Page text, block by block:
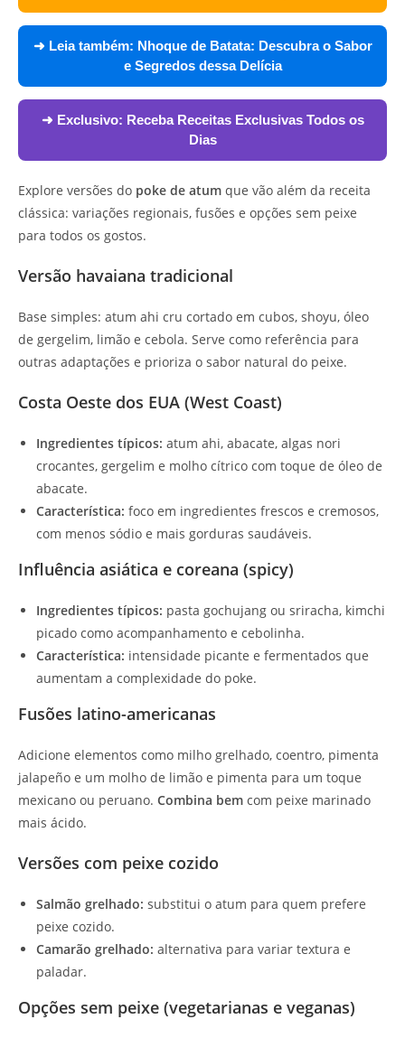
➜ Leia também: Nhoque de Batata: Descubra o Sabor
e Segredos dessa Delícia
➜ Exclusivo: Receba Receitas Exclusivas Todos os
Dias
Explore versões do poke de atum que vão além da receita
clássica: variações regionais, fusões e opções sem peixe
para todos os gostos.
Versão havaiana tradicional
Base simples: atum ahi cru cortado em cubos, shoyu, óleo
de gergelim, limão e cebola. Serve como referência para
outras adaptações e prioriza o sabor natural do peixe.
Costa Oeste dos EUA (West Coast)
Ingredientes típicos: atum ahi, abacate, algas nori
crocantes, gergelim e molho cítrico com toque de óleo de
abacate.
Característica: foco em ingredientes frescos e cremosos,
com menos sódio e mais gorduras saudáveis.
Influência asiática e coreana (spicy)
Ingredientes típicos: pasta gochujang ou sriracha, kimchi
picado como acompanhamento e cebolinha.
Característica: intensidade picante e fermentados que
aumentam a complexidade do poke.
Fusões latino-americanas
Adicione elementos como milho grelhado, coentro, pimenta
jalapeño e um molho de limão e pimenta para um toque
mexicano ou peruano. Combina bem com peixe marinado
mais ácido.
Versões com peixe cozido
Salmão grelhado: substitui o atum para quem prefere
peixe cozido.
Camarão grelhado: alternativa para variar textura e
paladar.
Opções sem peixe (vegetarianas e veganas)